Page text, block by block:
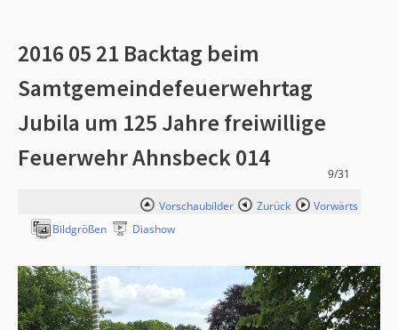
2016 05 21 Backtag beim
Samtgemeindefeuerwehrtag
Jubila um 125 Jahre freiwillige
Feuerwehr Ahnsbeck 014
9/31
Vorschaubilder Zurück
Vorwärts
Bildgrößen
Diashow